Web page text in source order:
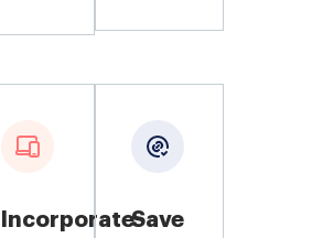
IncorporateSave